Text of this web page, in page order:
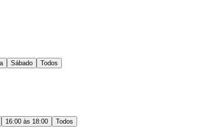
Sábado Todos
16:00 às 18:00 Todos